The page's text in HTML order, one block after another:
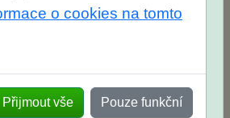
o cookies na tomto
Přijmout vše Pouze funkční